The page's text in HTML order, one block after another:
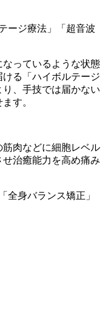
ージ療法」「超音波
っているような状態
る「ハイボルテージ
、手技では届かない
す。
肉などに細胞レベル
治癒能力を高め痛み
全身バランス矯正」